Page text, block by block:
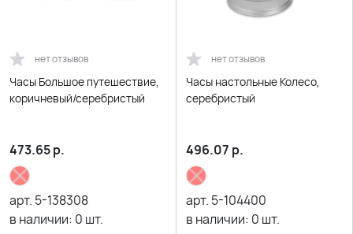
нет отзывов
Часы Большое путешествие,
коричневый/серебристый
473.65р.
арт. 5-138308
в наличии: 0 шт.
нет отзывов
Часы настольные Колесо,
серебристый
496.07 р.
арт. 5-104400
в наличии: 0 шт.